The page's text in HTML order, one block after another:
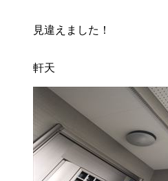
見違えました！
軒天